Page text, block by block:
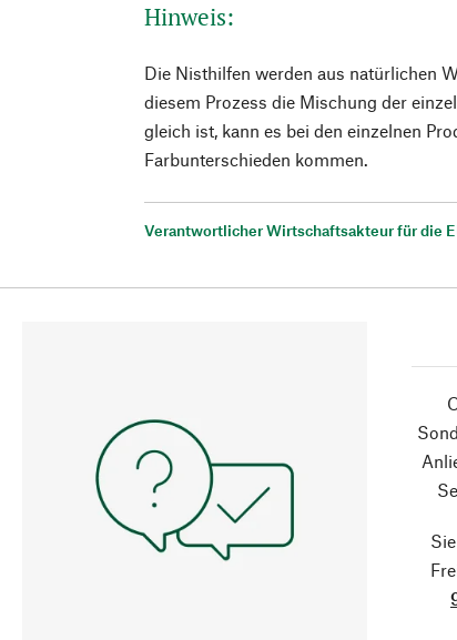
Hinweis:
Die Nisthilfen werden aus natürlichen
diesem Prozess die Mischung der
gleich ist, kann es bei den einzelnen
Farbunterschieden kommen.
Verantwortlicher Wirtschaftsakteur für die